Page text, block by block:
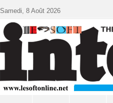
Samedi, 8 Août 2026